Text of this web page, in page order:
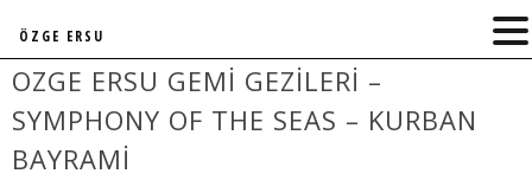
OZGE ERSU GEMI GEZILERI –
SYMPHONY OF THE SEAS – KURBAN
BAYRAMI
ÖZGE ERSU